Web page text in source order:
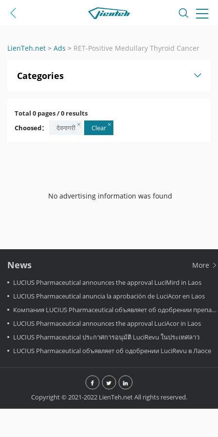
LienTeh.net > Ads > RET-Positive Medullary Thyroid Cancer
Categories
Total 0 pages / 0 results
Choosed：
देवनागरी Clear
No advertising information was found
News More
LUCIUS Pharmaceutical announces the approval LuciMird in Laos
LUCIUS Pharmaceutical anuncia la aprobación de LuciAcor en Laos
Компания LUCIUS Pharmaceutical объявляет об одобрении препарата LuciAcor в Лаосе.
LUCIUS Pharmaceutical announces the approval LuciAcor in Laos
LUCIUS Pharmaceutical ประกาศการอนุมัติ LuciRevu ในประเทศลาว
LUCIUS Pharmaceutical объявляет об одобрении LuciRevu в Лаосе
Copyright © 2021-2022 LienTeh.net All rights reserved.